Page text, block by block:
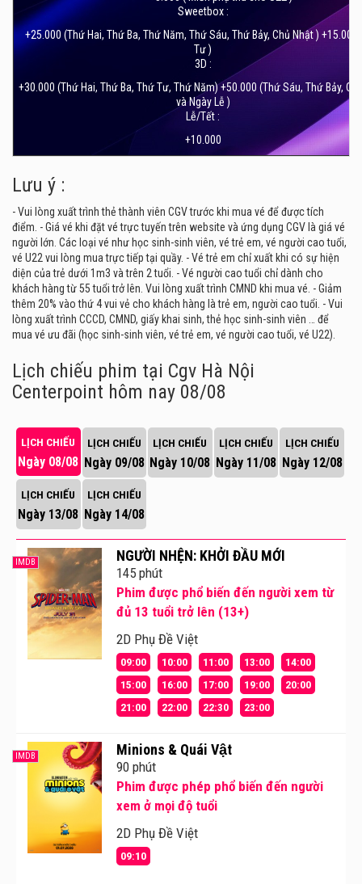
phủ sóng tại thủ đô Hà Nội, CGV Centre Point Lê Văn
Lương sẽ không ngừng mang đến những trải nghiệm điện
ảnh tuyệt vời cho khán giả.
Sweetbox :
+25.000 (Thứ Hai, Thứ Ba, Thứ Năm, Thứ Sáu, Thứ Bảy, Chủ Nhật ) +15.000
Tư )
3D :
+30.000 (Thứ Hai, Thứ Ba, Thứ Tư, Thứ Năm) +50.000 (Thứ Sáu, Thứ Bảy,
và Ngày Lễ )
Lễ/Tết :
+10.000
Lưu ý :
- Vui lòng xuất trình thẻ thành viên CGV trước khi mua vé để được tích
điểm. - Giá vé khi đặt vé trực tuyến trên website và ứng dụng CGV là giá vé
người lớn. Các loại vé như học sinh-sinh viên, vé trẻ em, vé người cao tuổi,
vé U22 vui lòng mua trực tiếp tại quầy. - Vé trẻ em chỉ xuất khi có sự hiện
diện của trẻ dưới 1m3 và trên 2 tuổi. - Vé người cao tuổi chỉ dành cho
khách hàng từ 55 tuổi trở lên. Vui lòng xuất trình CMND khi mua vé. - Giảm
thêm 20% vào thứ 4 vui vẻ cho khách hàng là trẻ em, người cao tuổi. - Vui
lòng xuất trình CCCD, CMND, giấy khai sinh, thẻ học sinh-sinh viên … để
mua vé ưu đãi (học sinh-sinh viên, vé trẻ em, vé người cao tuổi, vé U22).
Lịch chiếu phim tại Cgv Hà Nội
Centerpoint hôm nay 08/08
LỊCH CHIẾU
Ngày 08/08
LỊCH CHIẾU
Ngày 09/08
LỊCH CHIẾU
Ngày 10/08
LỊCH CHIẾU
Ngày 11/08
LỊCH CHIẾU
Ngày 12/08
LỊCH CHIẾU
Ngày 13/08
LỊCH CHIẾU
Ngày 14/08
IMDB NGƯỜI NHỆN: KHỞI ĐẦU MỚI
145 phút
Phim được phổ biến đến người xem từ
đủ 13 tuổi trở lên (13+)
2D Phụ Đề Việt
09:00 10:00 11:00 13:00
14:00
15:00
16:00 17:00 19:00
20:00
21:00
22:00 22:30 23:00
IMDB Minions & Quái Vật
90 phút
Phim được phép phổ biến đến người
xem ở mọi độ tuổi
2D Phụ Đề Việt
09:10